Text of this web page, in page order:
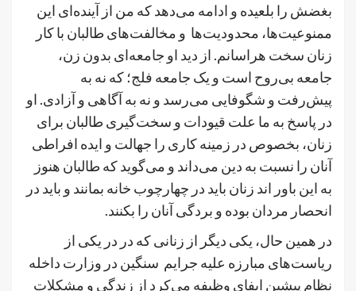
بغضش را بلعیده و ادامه می‌دهد که من از آینده‌ای این
ممنوعیت‌ها، محدودیت‌ها و مخالفت‌های طالبان با کار
زنان سخت هراسانم. از دید او جامعه‌ای بدون زن،
جامعه بی‌روح است و یک جامعه فلج؛ که نه به
پیش‌رفت و شگوفایی می‌رسد و نه به آگاهی و آزادی. او
در پاسخ به ما علت قیودات و سخت‌گیری طالبان برای
زنان، بخصوص در زمینه‌ کاری را جهالت و ایده افراطی
آنان را نسبت به دین می‌داند و می‌گوید که طالبان هنوز
به این باور اند زنان باید در چهارچوب خانه بمانند و باید در
انحصار مردان بوده و بردگی آنان را بکنند.
در همین حال، یکی دیگر از زنانی که در در یکی از
ریاست‌های مبارزه علیه جرایم سنگین در وزارت داخله
نظام پیشین ایفای وظیفه می‌کرد از زندگی و مشکلات